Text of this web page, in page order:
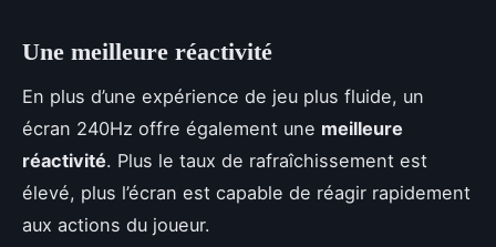
Une meilleure réactivité
En plus d’une expérience de jeu plus fluide, un
écran 240Hz offre également une meilleure
réactivité. Plus le taux de rafraîchissement est
élevé, plus l’écran est capable de réagir rapidement
aux actions du joueur.